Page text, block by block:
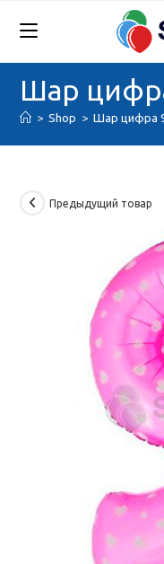
Шар
> Shop > Шар цифра
Предыдущий товар